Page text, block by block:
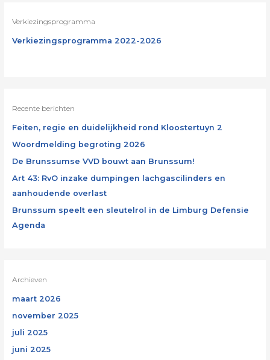
Verkiezingsprogramma
Verkiezingsprogramma 2022-2026
Recente berichten
Feiten, regie en duidelijkheid rond Kloostertuyn 2
Woordmelding begroting 2026
De Brunssumse VVD bouwt aan Brunssum!
Art 43: RvO inzake dumpingen lachgascilinders en
aanhoudende overlast
Brunssum speelt een sleutelrol in de Limburg Defensie
Agenda
Archieven
maart 2026
november 2025
juli 2025
juni 2025